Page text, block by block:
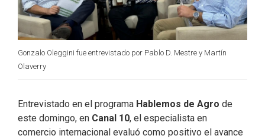
Gonzalo Oleggini fue entrevistado por Pablo D. Mestre y Martín
Olaverry
Entrevistado en el programa Hablemos de Agro de
este domingo, en Canal 10, el especialista en
comercio internacional evaluó como positivo el avance